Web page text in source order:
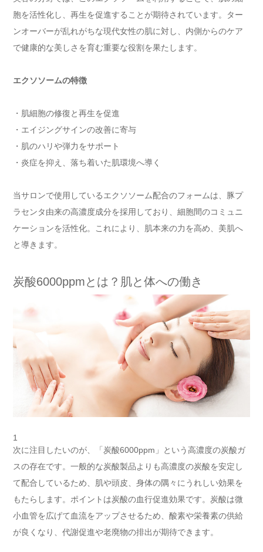
胞を活性化し、再生を促進することが期待されています。ター
ンオーバーが乱れがちな現代女性の肌に対し、内側からのケア
で健康的な美しさを育む重要な役割を果たします。
エクソソームの特徴
・肌細胞の修復と再生を促進
・エイジングサインの改善に寄与
・肌のハリや弾力をサポート
・炎症を抑え、落ち着いた肌環境へ導く
当サロンで使用しているエクソソーム配合のフォームは、豚プ
ラセンタ由来の高濃度成分を採用しており、細胞間のコミュニ
ケーションを活性化。これにより、肌本来の力を高め、美肌へ
と導きます。
炭酸6000ppmとは？肌と体への働き
1
次に注目したいのが、「炭酸6000ppm」という高濃度の炭酸ガ
スの存在です。一般的な炭酸製品よりも高濃度の炭酸を安定し
て配合しているため、肌や頭皮、身体の隅々にうれしい効果を
もたらします。ポイントは炭酸の血行促進効果です。炭酸は微
小血管を広げて血流をアップさせるため、酸素や栄養素の供給
が良くなり、代謝促進や老廃物の排出が期待できます。